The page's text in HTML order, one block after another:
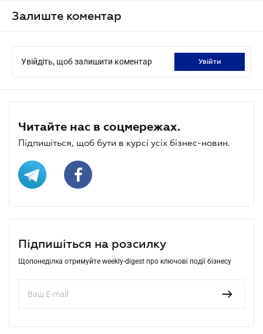
Залиште коментар
Увійдіть, щоб залишити коментар увійти
Читайте нас в соцмережах.
Підпишіться, щоб бути в курсі усіх бізнес-новин.
Підпишіться на розсилку
Щопонеділка отримуйте weekly-digest про ключові події бізнесу